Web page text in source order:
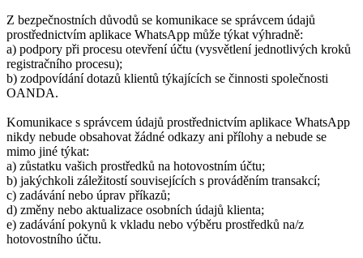
Z bezpečnostních důvodů se komunikace se správcem údajů
prostřednictvím aplikace WhatsApp může týkat výhradně:
a) podpory při procesu otevření účtu (vysvětlení jednotlivých kroků
registračního procesu);
b) zodpovídání dotazů klientů týkajících se činnosti společnosti
OANDA.
Komunikace s správcem údajů prostřednictvím aplikace WhatsApp
nikdy nebude obsahovat žádné odkazy ani přílohy a nebude se
mimo jiné týkat:
a) zůstatku vašich prostředků na hotovostním účtu;
b) jakýchkoli záležitostí souvisejících s prováděním transakcí;
c) zadávání nebo úprav příkazů;
d) změny nebo aktualizace osobních údajů klienta;
e) zadávání pokynů k vkladu nebo výběru prostředků na/z
hotovostního účtu.